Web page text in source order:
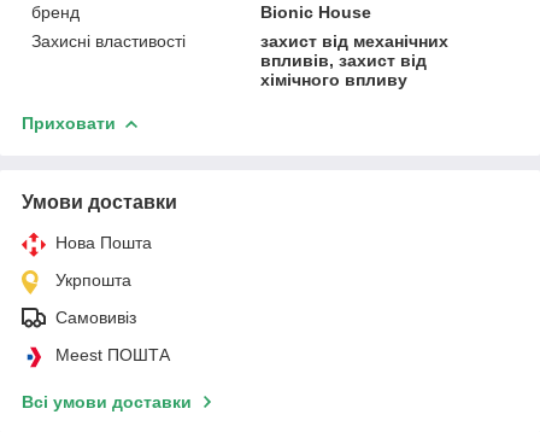
бренд
Bionic House
Захисні властивості
захист від механічних
впливів, захист від
хімічного впливу
Приховати
Умови доставки
Нова Пошта
Укрпошта
Самовивіз
Meest ПОШТА
Всі умови доставки